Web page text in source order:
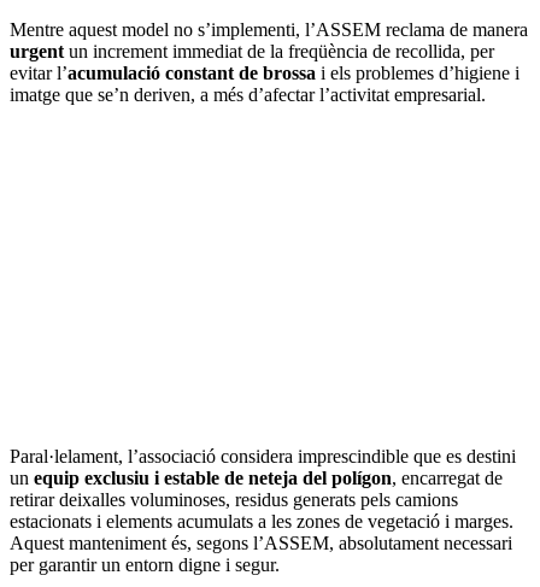
Mentre aquest model no s’implementi, l’ASSEM reclama de manera
urgent un increment immediat de la freqüència de recollida, per
evitar l’acumulació constant de brossa i els problemes d’higiene i
imatge que se’n deriven, a més d’afectar l’activitat empresarial.
Paral·lelament, l’associació considera imprescindible que es destini
un equip exclusiu i estable de neteja del polígon, encarregat de
retirar deixalles voluminoses, residus generats pels camions
estacionats i elements acumulats a les zones de vegetació i marges.
Aquest manteniment és, segons l’ASSEM, absolutament necessari
per garantir un entorn digne i segur.